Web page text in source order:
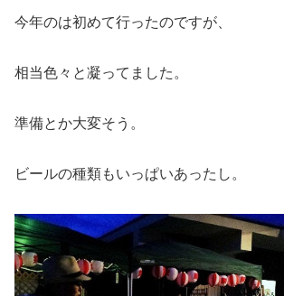
今年のは初めて行ったのですが、
相当色々と凝ってました。
準備とか大変そう。
ビールの種類もいっぱいあったし。